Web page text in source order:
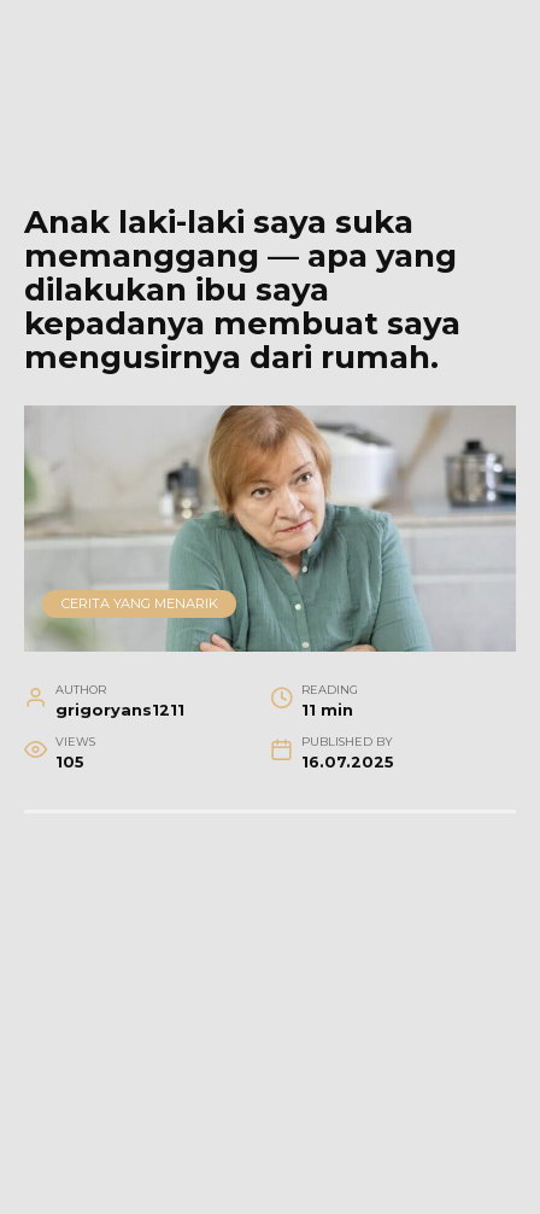
Anak laki-laki saya suka
memanggang — apa yang
dilakukan ibu saya
kepadanya membuat saya
mengusirnya dari rumah.
CERITA YANG MENARIK
AUTHOR
grigoryans1211
READING
11 min
VIEWS
105
PUBLISHED BY
16.07.2025